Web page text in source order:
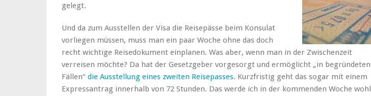
gelegt.
Und da zum Ausstellen der Visa die Reisepässe beim Konsulat
vorliegen müssen, muss man ein paar Woche ohne das doch
recht wichtige Reisedokument einplanen. Was aber, wenn man in der Zwischenzeit
verreisen möchte? Da hat der Gesetzgeber vorgesorgt und ermöglicht „in begründeten
Fällen“ die Ausstellung eines zweiten Reisepasses. Kurzfristig geht das sogar mit einem
Expressantrag innerhalb von 72 Stunden. Das werde ich in der kommenden Woche wohl